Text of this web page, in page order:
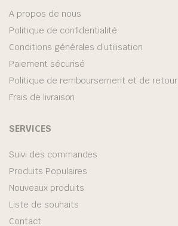
A propos de nous
Politique de confidentialité
Conditions générales d’utilisation
Paiement sécurisé
Politique de remboursement et de retour
Frais de livraison
SERVICES
Suivi des commandes
Produits Populaires
Nouveaux produits
Liste de souhaits
Contact